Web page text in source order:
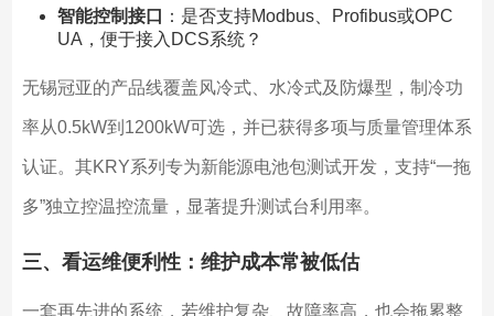
智能控制接口
：是否支持Modbus、Profibus或OPC
UA，便于接入DCS系统？
无锡冠亚的产品线覆盖风冷式、水冷式及防爆型，制冷功
率从0.5kW到1200kW可选，并已获得多项与质量管理体系
认证。其KRY系列专为新能源电池包测试开发，支持“一拖
多”独立控温控流量，显著提升测试台利用率。
三、看运维便利性：维护成本常被低估
一套再先进的系统，若维护复杂、故障率高，也会拖累整